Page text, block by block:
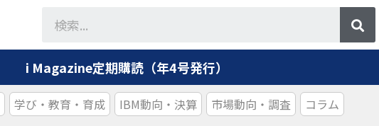
i Magazine定期購読（年4号発行）
学び・教育・育成 IBM動向・決算 市場動向・調査 コラム